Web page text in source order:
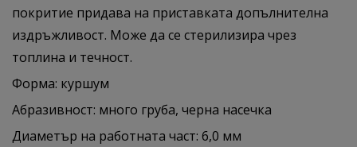
покритие придава на приставката допълнителна
издръжливост. Може да се стерилизира чрез
топлина и течност.
Форма: куршум
Абразивност: много груба, черна насечка
Диаметър на работната част: 6,0 мм